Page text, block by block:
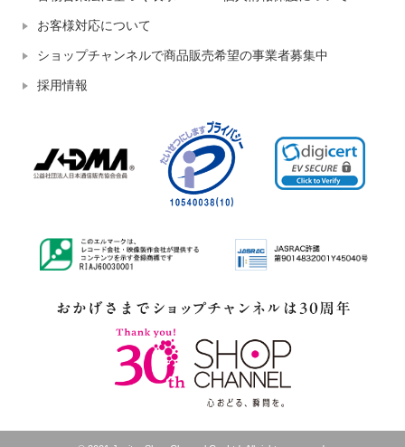
お客様対応について
ショップチャンネルで商品販売希望の事業者募集中
採用情報